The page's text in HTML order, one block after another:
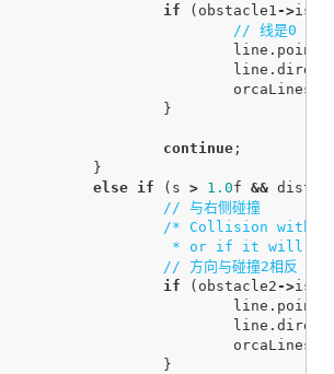
if
( obstacle1 ->
// 线是0 方向
line . point
line .
orcaLines_
}
continue ;
}
else if ( s > 1.0f &&
// 与右侧碰撞
/* Collision with
* or if it will
// 方向与碰撞2相反
if
( obstacle2 ->
line . point
line .
orcaLines_
}